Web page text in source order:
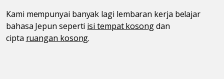
Kami mempunyai banyak lagi lembaran kerja belajar
bahasa Jepun seperti isi tempat kosongdan
cipta ruangan kosong.